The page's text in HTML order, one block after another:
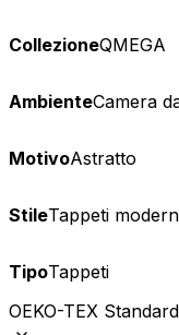
CollezioneQMEGA
AmbienteCamera
MotivoAstratto
StileTappeti
TipoTappeti
OEKO-TEX